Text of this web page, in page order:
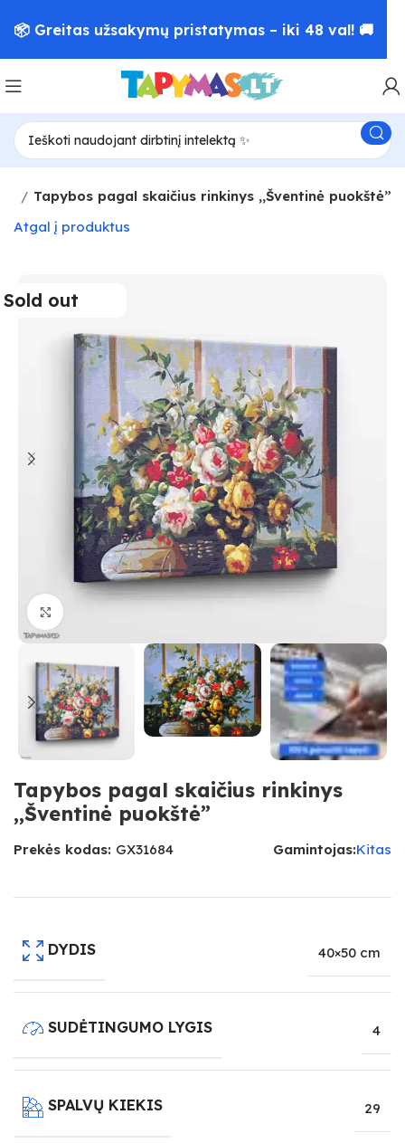
Tapybos pagal skaičius rinkinys ,,Šventinė puokštė”
Atgal į produktus
Sold out
Tapybos pagal skaičius rinkinys
,,Šventinė puokštė”
Prekės kodas: GX31684 Gamintojas:Kitas
DYDIS 40×50 cm
SUDĖTINGUMO LYGIS 4
SPALVŲ KIEKIS 29
📦 Greitas užsakymų pristatymas – iki 48 val! 🚚